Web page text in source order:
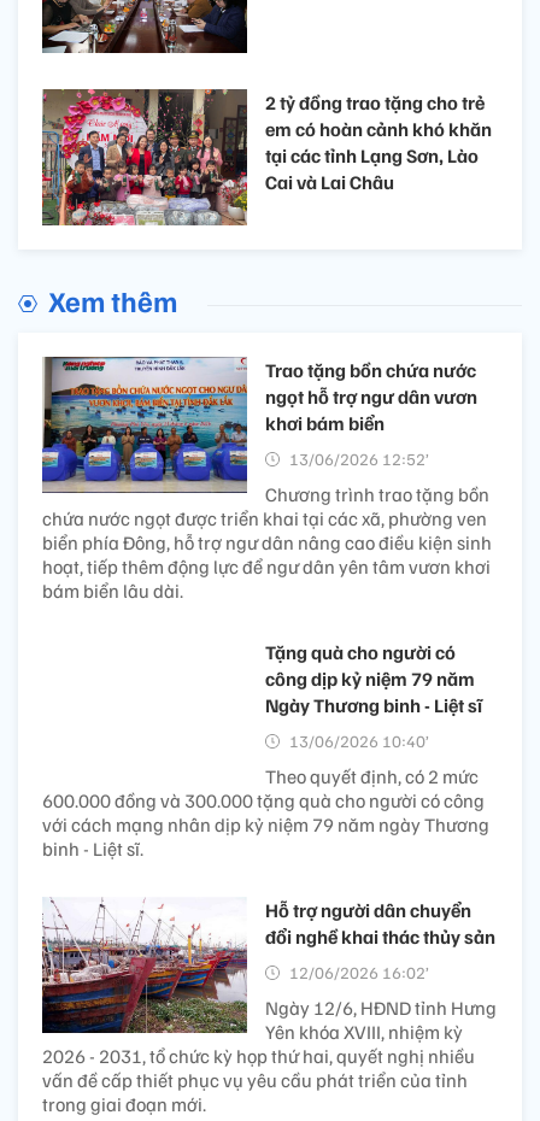
2 tỷ đồng trao tặng cho trẻ
em có hoàn cảnh khó khăn
tại các tỉnh Lạng Sơn, Lào
Cai và Lai Châu
Xem thêm
Trao tặng bồn chứa nước
ngọt hỗ trợ ngư dân vươn
khơi bám biển
13/06/2026 12:52’
Chương trình trao tặng bồn
chứa nước ngọt được triển khai tại các xã, phường ven
biển phía Đông, hỗ trợ ngư dân nâng cao điều kiện sinh
hoạt, tiếp thêm động lực để ngư dân yên tâm vươn khơi
bám biển lâu dài.
Tặng quà cho người có
công dịp kỷ niệm 79 năm
Ngày Thương binh - Liệt sĩ
13/06/2026 10:40’
Theo quyết định, có 2 mức
600.000 đồng và 300.000 tặng quà cho người có công
với cách mạng nhân dịp kỷ niệm 79 năm ngày Thương
binh - Liệt sĩ.
Hỗ trợ người dân chuyển
đổi nghề khai thác thủy sản
12/06/2026 16:02’
Ngày 12/6, HĐND tỉnh Hưng
Yên khóa XVIII, nhiệm kỳ
2026 - 2031, tổ chức kỳ họp thứ hai, quyết nghị nhiều
vấn đề cấp thiết phục vụ yêu cầu phát triển của tỉnh
trong giai đoạn mới.